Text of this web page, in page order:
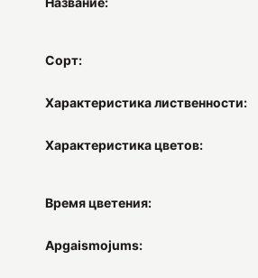
Сорт:
Характеристика лиственности:
Характеристика цветов:
Время цветения:
Apgaismojums: